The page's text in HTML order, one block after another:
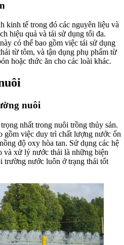
kinh tế trong đó các nguyên liệu và
hiệu quả và tái sử dụng tối đa.
có thể bao gồm việc tái sử dụng
từ tôm, và tận dụng phụ phẩm từ
hoặc thức ăn cho các loài khác.
nuôi
nhất trong nuôi trồng thủy sản.
gồm việc duy trì chất lượng nước ổn
độ oxy hòa tan. Sử dụng các hệ
và xử lý nước thải là những biện
trường nước luôn ở trạng thái tốt